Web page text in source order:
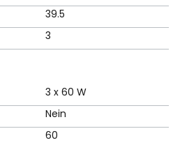
39.5
3
3 x 60 W
Nein
60